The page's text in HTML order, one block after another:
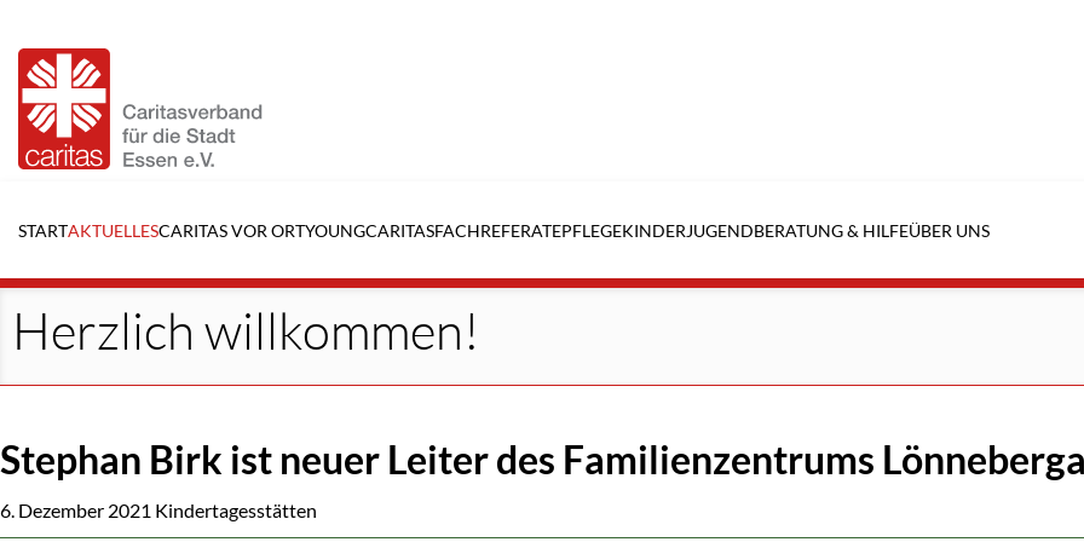
überspringen
STARTAKTUELLESCARITAS VOR ORTYOUNGCARITASFACHREFERATEPFLEGEKINDERJUGENDBERATUNG & HILFEÜBER UNS
Herzlich willkommen!
Stephan Birk ist neuer Leiter des Familienzentrums Lönneberga
6. Dezember 2021 Kindertagesstätten